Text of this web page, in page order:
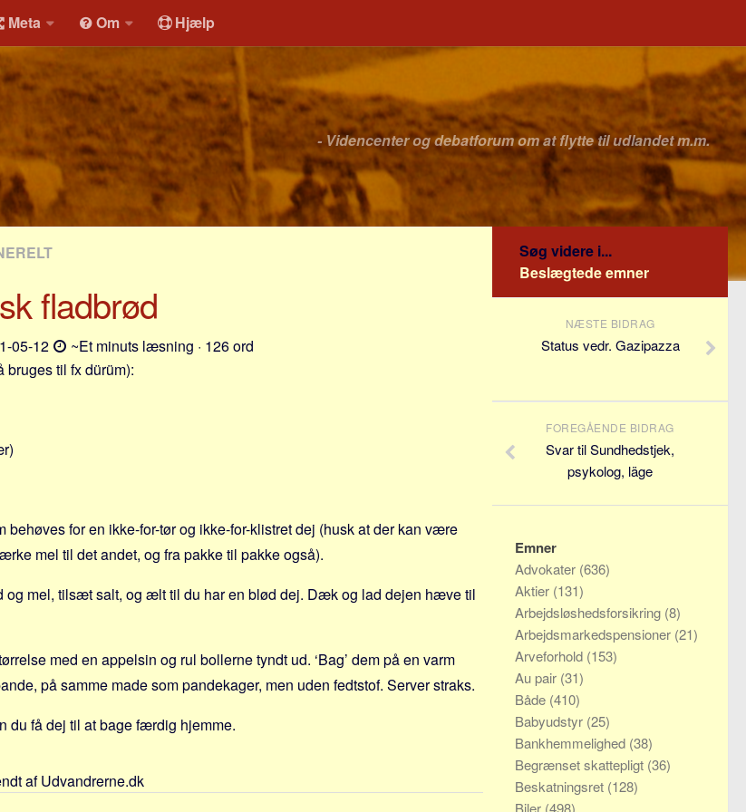
Meta Om Hjælp
- Videncenter og debatforum om at flytte til udlandet m.m.
fladbrød
05-12
~Et minuts læsning · 126 ord
bruges til fx dürüm):
behøves for en ikke-for-tør og ikke-for-klistret dej (husk at der kan være
mel til det andet, og fra pakke til pakke også).
og mel, tilsæt salt, og ælt til du har en blød dej. Dæk og lad dejen hæve til
med en appelsin og rul bollerne tyndt ud. ‘Bag’ dem på en varm
på samme made som pandekager, men uden fedtstof. Server straks.
du få dej til at bage færdig hjemme.
af Udvandrerne.dk
Søg videre i...
Beslægtede emner
NÆSTE BIDRAG
Status vedr. Gazipazza
FOREGÅENDE BIDRAG
Svar til Sundhedstjek,
psykolog, läge
Emner
Advokater (636)
Aktier (131)
Arbejdsløshedsforsikring (8)
Arbejdsmarkedspensioner (21)
Arveforhold (153)
Au pair (31)
Både (410)
Babyudstyr (25)
Bankhemmelighed (38)
Begrænset skattepligt (36)
Beskatningsret (128)
Biler (498)